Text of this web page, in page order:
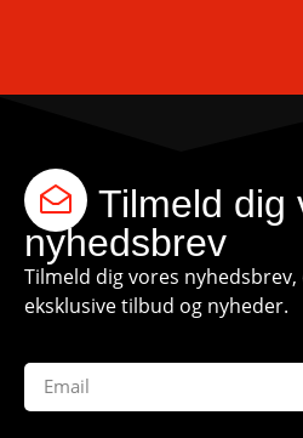
Tilmeld dig
nyhedsbrev
Tilmeld dig vores
eksklusive tilbud og nyheder.